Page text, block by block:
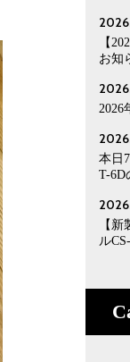
【
お知
2026
本日
T-6D
【
ル